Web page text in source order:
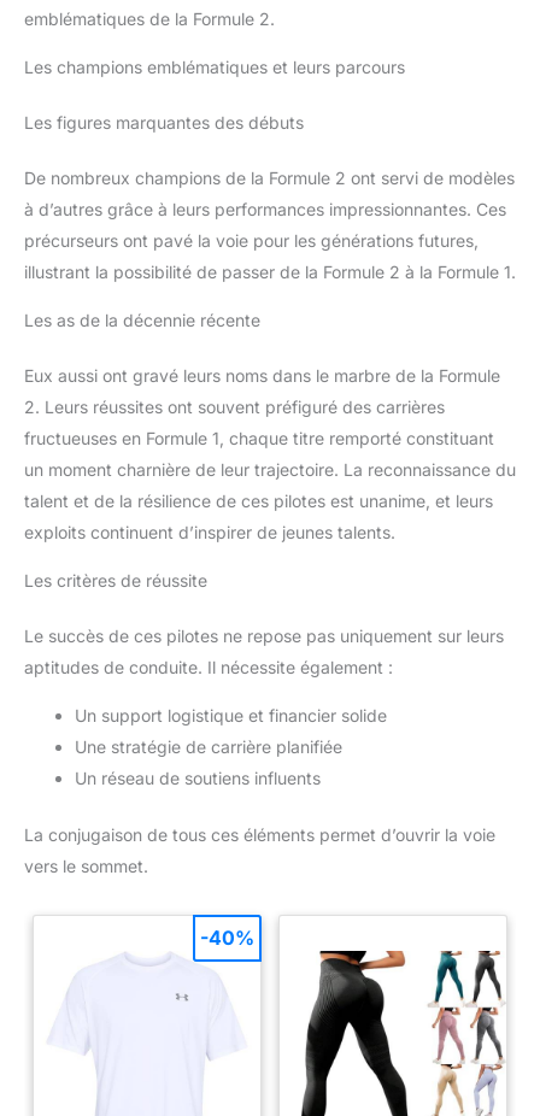
emblématiques de la Formule 2.
Les champions emblématiques et leurs parcours
Les figures marquantes des débuts
De nombreux champions de la Formule 2 ont servi de modèles
à d’autres grâce à leurs performances impressionnantes. Ces
précurseurs ont pavé la voie pour les générations futures,
illustrant la possibilité de passer de la Formule 2 à la Formule 1.
Les as de la décennie récente
Eux aussi ont gravé leurs noms dans le marbre de la Formule
2. Leurs réussites ont souvent préfiguré des carrières
fructueuses en Formule 1, chaque titre remporté constituant
un moment charnière de leur trajectoire. La reconnaissance du
talent et de la résilience de ces pilotes est unanime, et leurs
exploits continuent d’inspirer de jeunes talents.
Les critères de réussite
Le succès de ces pilotes ne repose pas uniquement sur leurs
aptitudes de conduite. Il nécessite également :
Un support logistique et financier solide
Une stratégie de carrière planifiée
Un réseau de soutiens influents
La conjugaison de tous ces éléments permet d’ouvrir la voie
vers le sommet.
-40%